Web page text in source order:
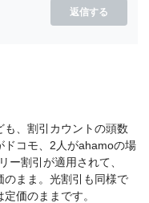
返信する
、割引カウントの頭数
ドコモ、2人がahamoの場
ー割引が適用されて、
まま。光割引も同様で
価のままです。